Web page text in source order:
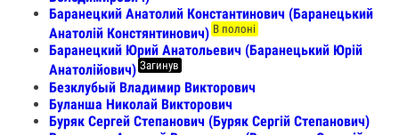
Баранецкий Анатолий Константинович (Баранецький
Анатолій Констянтинович) В полоні
Баранецкий Юрий Анатольевич (Баранецький Юрій
Анатолійович) Загинув
Безклубый Владимир Викторович
Буланша Николай Викторович
Буряк Сергей Степанович (Буряк Сергій Степанович)